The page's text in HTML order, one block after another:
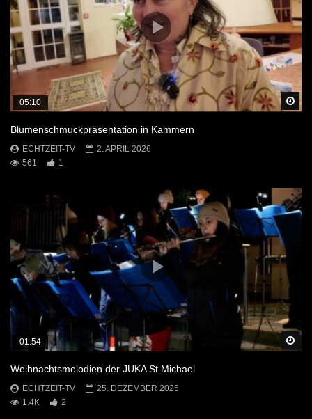
05:10
Blumenschmuckpräsentation in Kammern
ECHTZEIT-TV
2. APRIL 2026
561
1
01:54
Weihnachtsmelodien der JUKA St.Michael
ECHTZEIT-TV
25. DEZEMBER 2025
1.4K
2